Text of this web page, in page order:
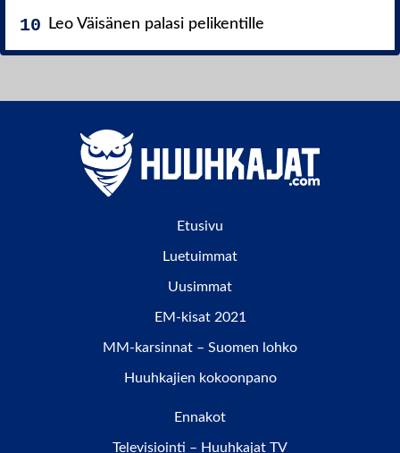
Leo Väisänen palasi pelikentille
Etusivu
Luetuimmat
Uusimmat
EM-kisat 2021
MM-karsinnat – Suomen lohko
Huuhkajien kokoonpano
Ennakot
Televisiointi – Huuhkajat TV